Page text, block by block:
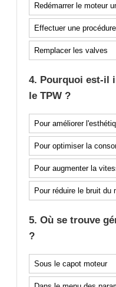
Redémarrer le moteur
Effectuer une
Remplacer les valves
4. Pourquoi est-il
le TPW ?
Pour améliorer
Pour optimiser la
Pour augmenter la
Pour réduire le bruit du
5. Où se trouve
?
Sous le capot moteur